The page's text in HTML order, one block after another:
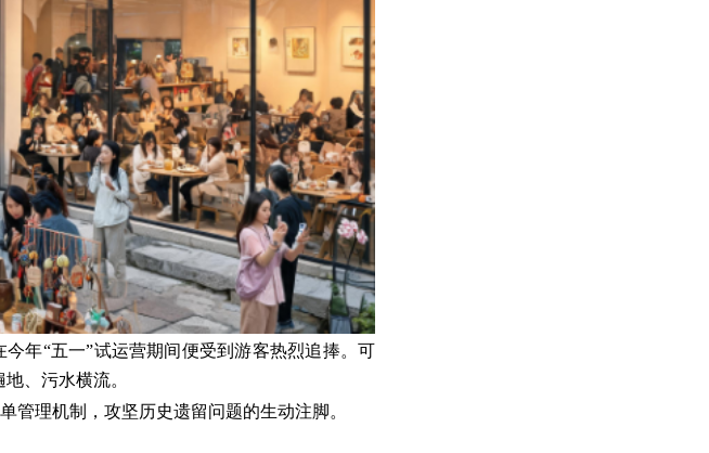
年“五一”试运营期间便受到游客热烈追捧。可
、污水横流。
管理机制，攻坚历史遗留问题的生动注脚。